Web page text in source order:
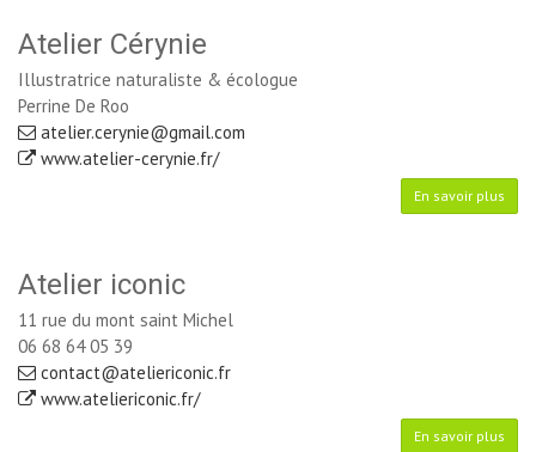
Atelier Cérynie
Illustratrice naturaliste & écologue
Perrine De Roo
atelier.cerynie@gmail.com
www.atelier-cerynie.fr/
En savoir plus
Atelier iconic
11 rue du mont saint Michel
06 68 64 05 39
contact@ateliericonic.fr
www.ateliericonic.fr/
En savoir plus